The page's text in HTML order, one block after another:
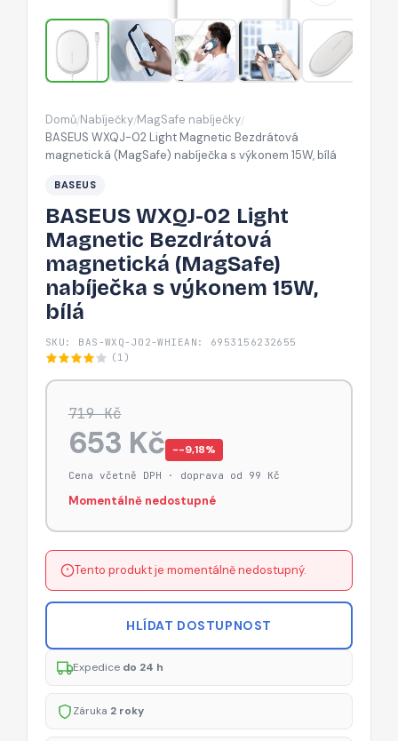
magnetická
(MagSafe)
nabíječka
s
15W,
bílá
Domů/Nabíječky/MagSafe nabíječky/
BASEUS WXQJ-02 Light Magnetic Bezdrátová
magnetická (MagSafe) nabíječka s výkonem 15W, bílá
BASEUS
BASEUS WXQJ-02 Light
Magnetic Bezdrátová
magnetická (MagSafe)
nabíječka s výkonem 15W,
bílá
SKU: BAS-WXQ-J02-WHI EAN: 6953156232655
(1)
719 Kč
653 Kč −-9,18%
Cena včetně DPH · doprava od 99 Kč
Momentálně nedostupné
Tento produkt je momentálně nedostupný.
HLÍDAT DOSTUPNOST
Expedice do 24 h
Záruka 2 roky